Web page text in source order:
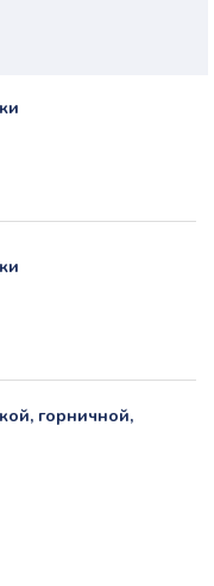
горничной,